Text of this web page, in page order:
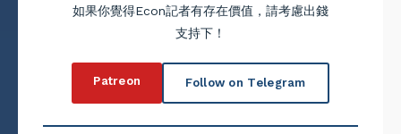
如果你覺得Econ記者有存在價值，請考慮出錢
支持下！
Patreon Follow on Telegram